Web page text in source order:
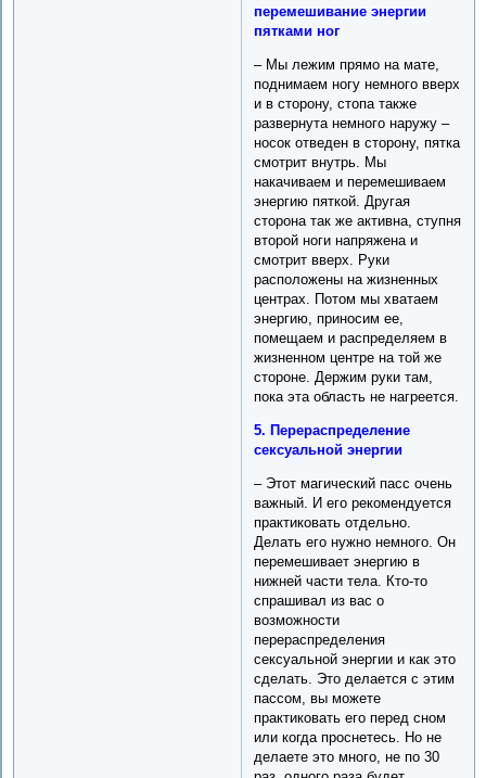
перемешивание энергии
пятками ног
– Мы лежим прямо на мате,
поднимаем ногу немного вверх
и в сторону, стопа также
развернута немного наружу –
носок отведен в сторону, пятка
смотрит внутрь. Мы
накачиваем и перемешиваем
энергию пяткой. Другая
сторона так же активна, ступня
второй ноги напряжена и
смотрит вверх. Руки
расположены на жизненных
центрах. Потом мы хватаем
энергию, приносим ее,
помещаем и распределяем в
жизненном центре на той же
стороне. Держим руки там,
пока эта область не нагреется.
5. Перераспределение
сексуальной энергии
– Этот магический пасс очень
важный. И его рекомендуется
практиковать отдельно.
Делать его нужно немного. Он
перемешивает энергию в
нижней части тела. Кто-то
спрашивал из вас о
возможности
перераспределения
сексуальной энергии и как это
сделать. Это делается с этим
пассом, вы можете
практиковать его перед сном
или когда проснетесь. Но не
делаете это много, не по 30